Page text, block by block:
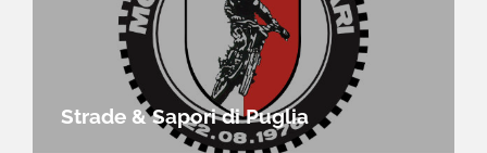
Strade & Sapori di Puglia